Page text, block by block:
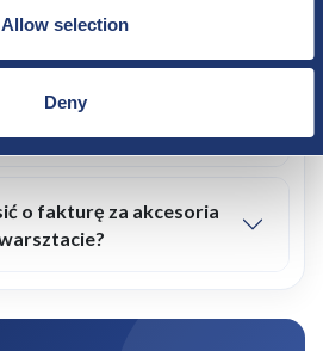
Allow selection
Deny
fakturę za moje
o fakturę za akcesoria